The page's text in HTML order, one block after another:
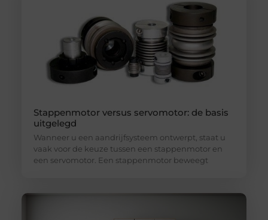
Stappenmotor versus servomotor: de basis
uitgelegd
Wanneer u een aandrijfsysteem ontwerpt, staat u
vaak voor de keuze tussen een stappenmotor en
een servomotor. Een stappenmotor beweegt